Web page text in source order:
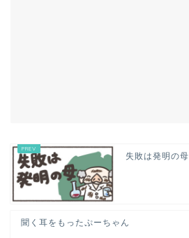
失敗は発明の母
聞く耳をもったぷーちゃん